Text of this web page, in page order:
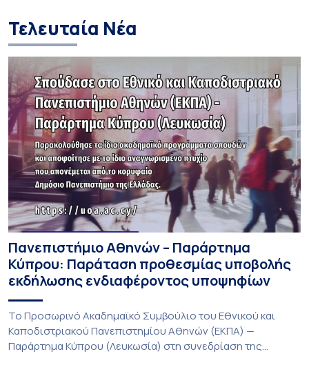
Τελευταία Νέα
Πανεπιστήμιο Αθηνών – Παράρτημα
Κύπρου: Παράταση προθεσμίας υποβολής
εκδήλωσης ενδιαφέροντος υποψηφίων
Το Προσωρινό Ακαδημαϊκό Συμβούλιο του Εθνικού και
Καποδιστριακού Πανεπιστημίου Αθηνών (ΕΚΠΑ) —
Παράρτημα Κύπρου (Λευκωσία) στη συνεδρίαση της